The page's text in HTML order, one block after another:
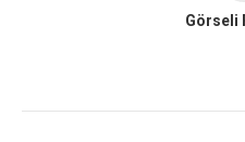
Görseli